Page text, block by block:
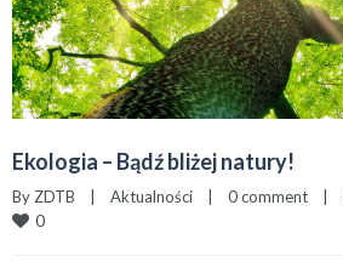
Ekologia – Bądź bliżej natury!
By ZDTB Aktualności 0 comment
0